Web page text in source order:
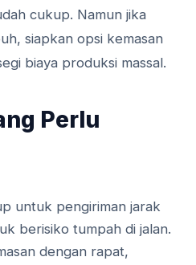
cukup. Namun jika
siapkan opsi kemasan
biaya produksi massal.
Perlu
untuk pengiriman jarak
berisiko tumpah di jalan.
dengan rapat,